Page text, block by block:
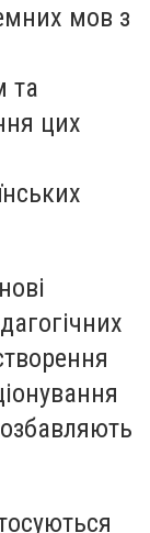
мов з
та
цих